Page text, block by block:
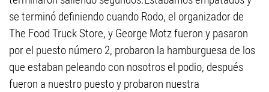
se terminó definiendo cuando Rodo, el organizador de
The Food Truck Store, y George Motz fueron y pasaron
por el puesto número 2, probaron la hamburguesa de los
que estaban peleando con nosotros el podio, después
fueron a nuestro puesto y probaron nuestra